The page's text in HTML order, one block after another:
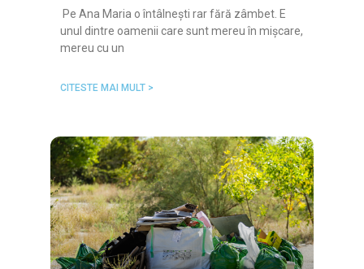
Pe Ana Maria o întâlnești rar fără zâmbet. E
unul dintre oamenii care sunt mereu în mișcare,
mereu cu un
CITESTE MAI MULT >